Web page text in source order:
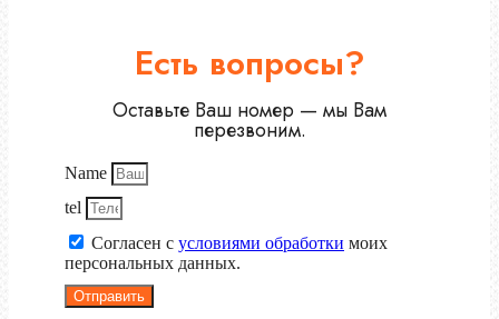
Есть вопросы?
Оставьте Ваш номер — мы Вам
перезвоним.
Name
tel
Согласен с условиями обработки моих
персональных данных.
Отправить